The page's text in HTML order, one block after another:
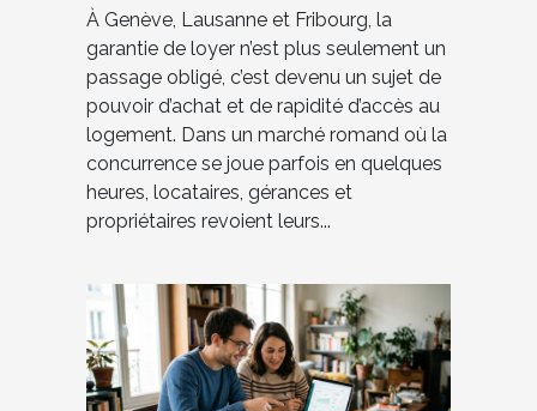
À Genève, Lausanne et Fribourg, la
garantie de loyer n’est plus seulement un
passage obligé, c’est devenu un sujet de
pouvoir d’achat et de rapidité d’accès au
logement. Dans un marché romand où la
concurrence se joue parfois en quelques
heures, locataires, gérances et
propriétaires revoient leurs...